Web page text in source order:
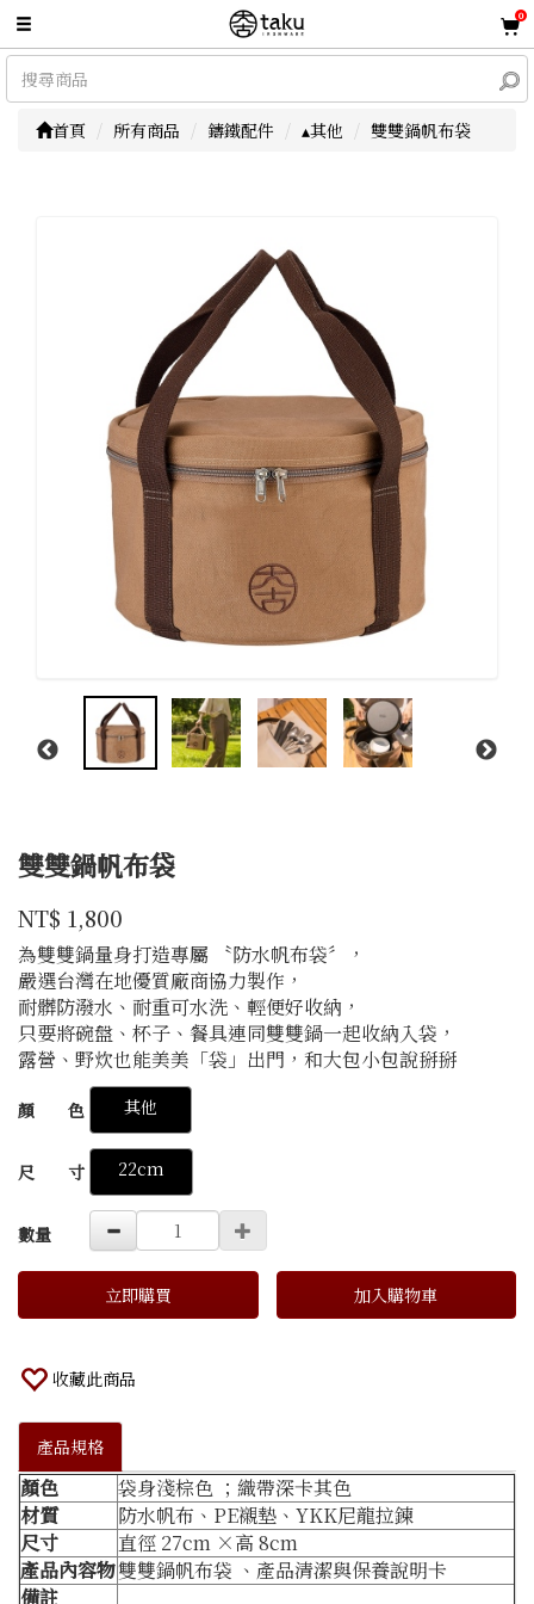
0
首頁 所有商品 鑄鐵配件 ▴其他 雙雙鍋帆布袋
雙雙鍋帆布袋
商品代號 39900162214
39900162214
品牌
古
NT$ 1,800
為雙雙鍋量身打造專屬 〝防水帆布袋〞，
嚴選台灣在地優質廠商協力製作，
耐髒防潑水、耐重可水洗、輕便好收納，
只要將碗盤、杯子、餐具連同雙雙鍋一起收納入袋，
露營、野炊也能美美「袋」出門，和大包小包說掰掰
GOODS000000000000000220320
顏 色 其他
尺 寸 22cm
數量
立即購買 加入購物車
收藏此商品
產品規格
顏色
袋身淺棕色 ；織帶深卡其色
材質
防水帆布、PE襯墊、YKK尼龍拉鍊
尺寸
直徑 27cm ×高 8cm
產品內容物雙雙鍋帆布袋 、產品清潔與保養說明卡
備註